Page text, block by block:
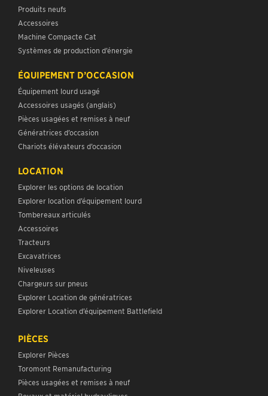
Produits neufs
Accessoires
Machine Compacte Cat
Systèmes de production d’énergie
ÉQUIPEMENT D’OCCASION
Équipement lourd usagé
Accessoires usagés (anglais)
Pièces usagées et remises à neuf
Génératrices d’occasion
Chariots élévateurs d’occasion
LOCATION
Explorer les options de location
Explorer location d’équipement lourd
Tombereaux articulés
Accessoires
Tracteurs
Excavatrices
Niveleuses
Chargeurs sur pneus
Explorer Location de génératrices
Explorer Location d’équipement Battlefield
PIÈCES
Explorer Pièces
Toromont Remanufacturing
Pièces usagées et remises à neuf